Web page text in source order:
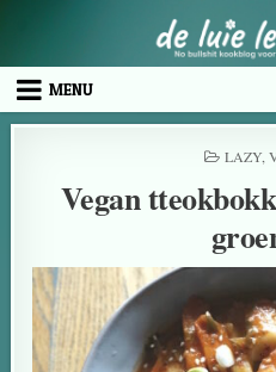
MENU
LAZY,
Vegan